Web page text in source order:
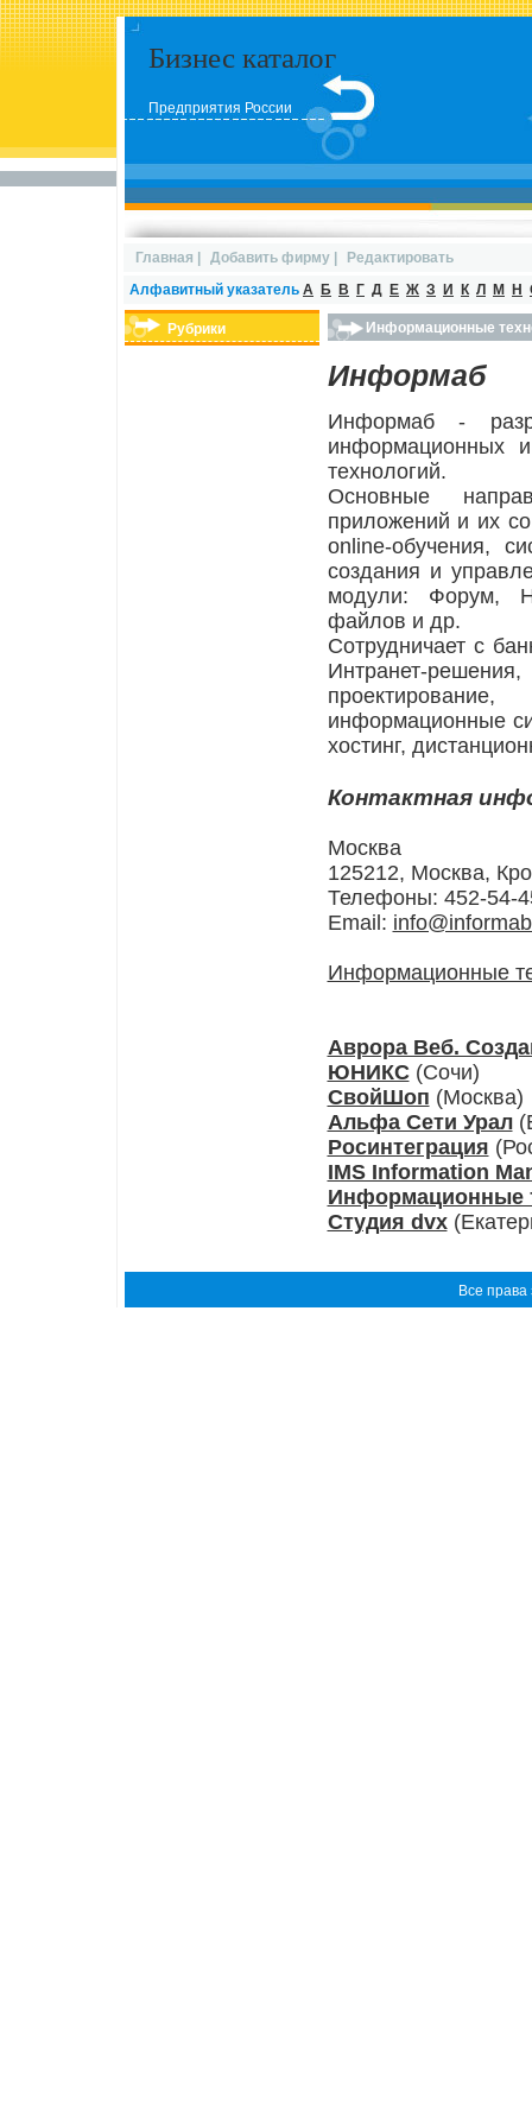
Бизнес каталог
Предприятия России
Главная Добавить фирму
Редактировать
Алфавитный указатель А Б В Г Д Е Ж З И К Л М Н
Информационные
Информаб
Информаб -
информационных
технологий.
Основные
приложений и их
online-обучения,
создания и
модули: Форум,
файлов и др.
Сотрудничает с
Интранет-
информационные
хостинг,
Контактная
Москва
125212, Москва,
Телефоны: 452-54-
Email:
Информационные
Аврора Веб.
ЮНИКС(Сочи)
СвойШоп (Москва)
Альфа Сети Урал
Росинтеграция
IMS Information
Информационные
Студия dvx
Рубрики
Все